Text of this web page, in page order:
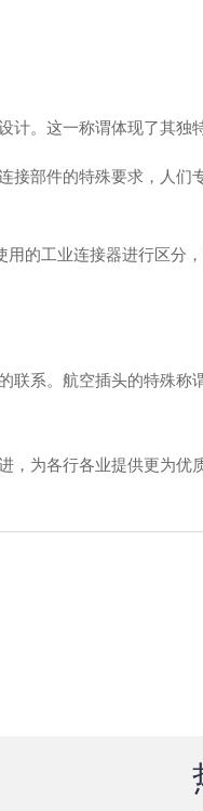
。这一称谓体现了其独
接部件的特殊要求，人
的工业连接器进行区分
联系。航空插头的特殊
，为各行各业提供更为优